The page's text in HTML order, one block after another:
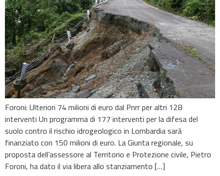
Foroni: Ulteriori 74 milioni di euro dal Pnrr per altri 128
interventi Un programma di 177 interventi per la difesa del
suolo contro il rischio idrogeologico in Lombardia sarà
finanziato con 150 milioni di euro. La Giunta regionale, su
proposta dell’assessore al Territorio e Protezione civile, Pietro
Foroni, ha dato il via libera allo stanziamento […]